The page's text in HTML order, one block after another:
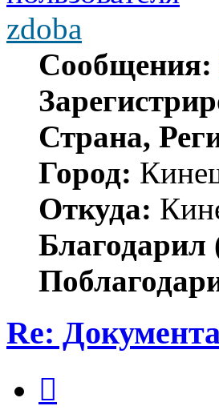
zdoba
Сообщения:
Страна,
Город:
Откуда:
Благодарил
Re: